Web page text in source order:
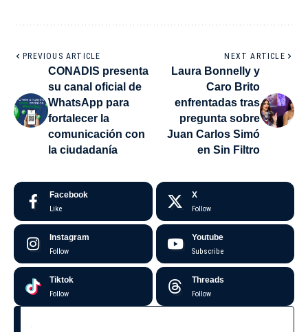
PREVIOUS ARTICLE
CONADIS presenta
su canal oficial de
WhatsApp para
fortalecer la
comunicación con
la ciudadanía
NEXT ARTICLE
Laura Bonnelly y
Caro Brito
enfrentadas tras
pregunta sobre
Juan Carlos Simó
en Sin Filtro
Facebook
Like
X
Follow
Instagram
Follow
Youtube
Subscribe
Tiktok
Follow
Threads
Follow